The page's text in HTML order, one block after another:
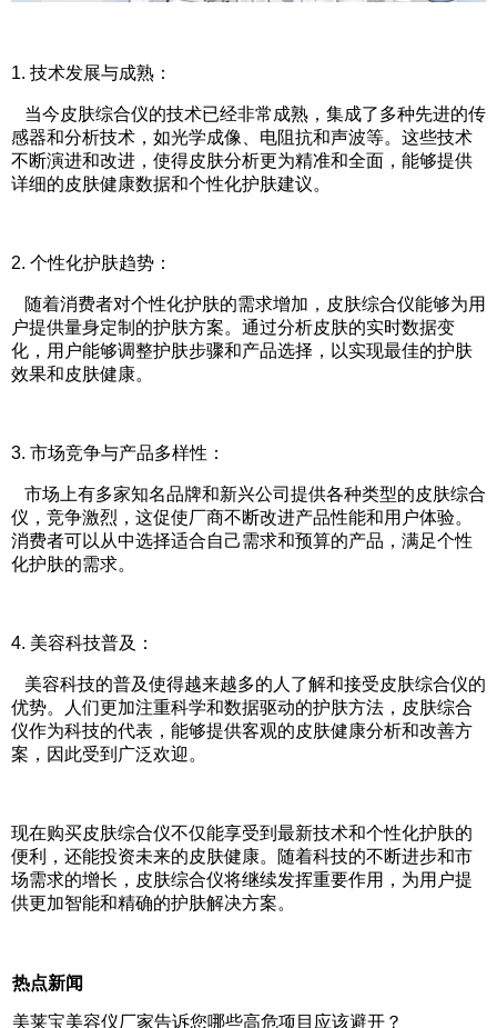
1. 技术发展与成熟：
当今皮肤综合仪的技术已经非常成熟，集成了多种先进的传
感器和分析技术，如光学成像、电阻抗和声波等。这些技术
不断演进和改进，使得皮肤分析更为精准和全面，能够提供
详细的皮肤健康数据和个性化护肤建议。
2. 个性化护肤趋势：
随着消费者对个性化护肤的需求增加，皮肤综合仪能够为用
户提供量身定制的护肤方案。通过分析皮肤的实时数据变
化，用户能够调整护肤步骤和产品选择，以实现最佳的护肤
效果和皮肤健康。
3. 市场竞争与产品多样性：
市场上有多家知名品牌和新兴公司提供各种类型的皮肤综合
仪，竞争激烈，这促使厂商不断改进产品性能和用户体验。
消费者可以从中选择适合自己需求和预算的产品，满足个性
化护肤的需求。
4. 美容科技普及：
美容科技的普及使得越来越多的人了解和接受皮肤综合仪的
优势。人们更加注重科学和数据驱动的护肤方法，皮肤综合
仪作为科技的代表，能够提供客观的皮肤健康分析和改善方
案，因此受到广泛欢迎。
现在购买皮肤综合仪不仅能享受到最新技术和个性化护肤的
便利，还能投资未来的皮肤健康。随着科技的不断进步和市
场需求的增长，皮肤综合仪将继续发挥重要作用，为用户提
供更加智能和精确的护肤解决方案。
热点新闻
美莱宝美容仪厂家告诉您哪些高危项目应该避开？